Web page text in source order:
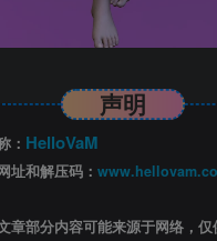
声明
： HelloVaM
址和解压码：
章部分内容可能来源于网络，